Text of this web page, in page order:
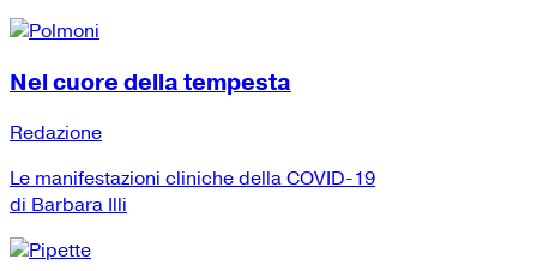
Nel cuore della tempesta
Redazione
Le manifestazioni cliniche della COVID-19
di Barbara Illi